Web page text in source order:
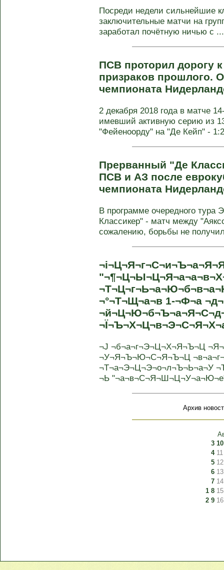
Посреди недели сильнейшие
заключительные матчи на
заработал почётную ничью с ...
ПСВ проторил дорогу
призраков прошлого.
чемпионата
2 декабря 2018 года в матче
имевший активную серию из
"Фейеноорду" на "Де Кейп" -
Прерванный "Де
ПСВ и АЗ после
чемпионата
В программе очередного тура
Классикер" - матч между
сожалению, борьбы не
¬°¬Т¬Щ¬а¬в 1-¬Ф¬а
¬Ј ¬б¬а¬г¬Э¬Ц¬Х¬Я¬Ъ¬Ц
¬У¬Я¬Ъ¬Ю¬С¬Я¬Ъ¬Ц
¬Т¬а¬Э¬Ц¬Э¬о¬л¬Ъ¬Ь¬а¬У
¬Ь
Архив
3 10
4 11
5 12
6 13
7 14
1 8 15
2 9 16